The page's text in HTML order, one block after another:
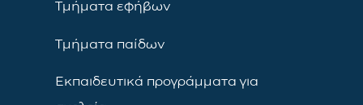
Τμήματα εφήβων
Τμήματα παίδων
Εκπαιδευτικά προγράμματα για